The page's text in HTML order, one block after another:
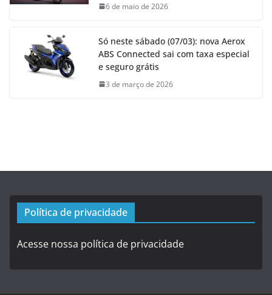
6 de maio de 2026
Só neste sábado (07/03): nova Aerox
ABS Connected sai com taxa especial
e seguro grátis
3 de março de 2026
Política de privacidade
Acesse nossa política de privacidade